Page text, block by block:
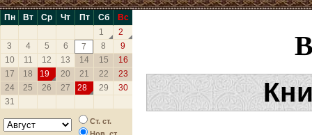
Пн Вт Ср Чт Пт Сб
Вс
1
2
3
4 5 6 7 8
9
10
11 12 13 14 15
16
17
18 19 20 21 22
23
24
25 26 27 28 29
30
31
Ст. ст.